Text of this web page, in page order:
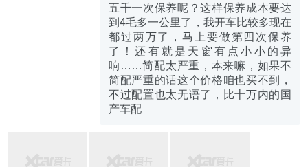
五千一次保养呢？这样保养成本要达
到4毛多一公里了，我开车比较多现在
都过两万了，马上要做第四次保养
了！还有就是天窗有点小小的异
响……简配太严重，本来嘛，如果不
简配严重的话这个价格咱也买不到，
不过配置也太无语了，比十万内的国
产车配